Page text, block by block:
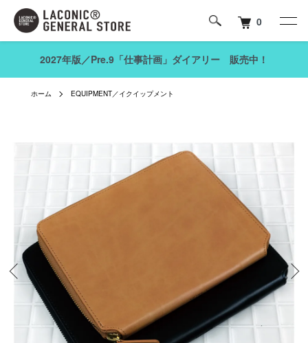
0
2027年版／Pre.9「仕事計画」ダイアリー 販売中！
ホーム EQUIPMENT／イクイップメント